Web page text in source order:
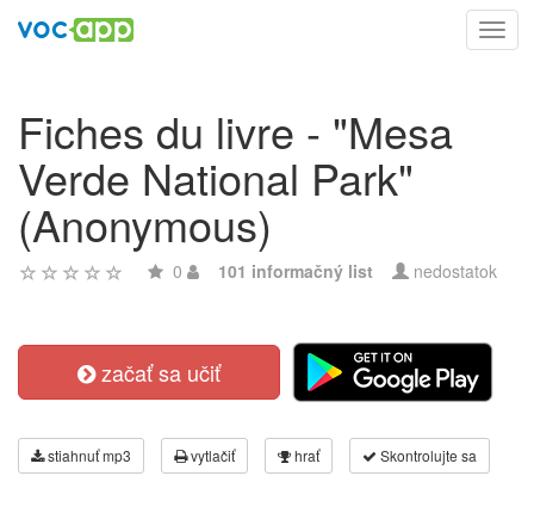
Fiches du livre - "Mesa
Verde National Park"
(Anonymous)
0 101 informačný list nedostatok
začať sa učiť
stiahnuť mp3 vytlačiť hrať Skontrolujte sa